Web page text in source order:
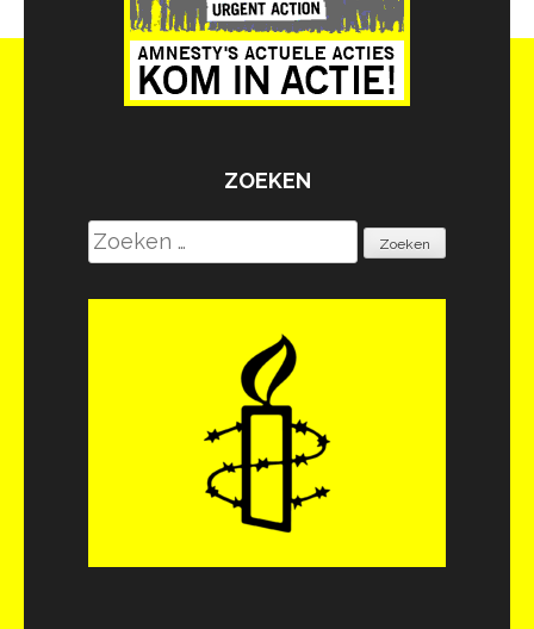
ZOEKEN
Zoeken
naar: